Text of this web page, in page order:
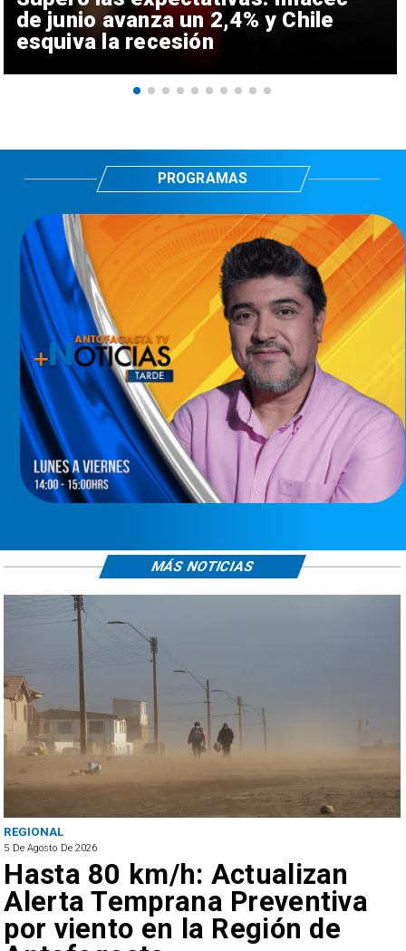
de junio avanza un 2,4% y Chile
esquiva la recesión
PROGRAMAS
REGIONAL
5 De Agosto De 2026
Hasta 80 km/h: Actualizan
Alerta Temprana Preventiva
por viento en la Región de
MÁS NOTICIAS